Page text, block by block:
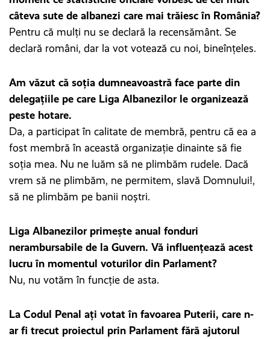
câteva sute de albanezi care mai trăiesc în România?
Pentru că mulți nu se declară la recensământ. Se
declară români, dar la vot votează cu noi, bineînțeles.
Am văzut că soția dumneavoastră face parte din
delegațiile pe care Liga Albanezilor le organizează
peste hotare.
Da, a participat în calitate de membră, pentru că ea a
fost membră în această organizație dinainte să fie
soția mea. Nu ne luăm să ne plimbăm rudele. Dacă
vrem să ne plimbăm, ne permitem, slavă Domnului!,
să ne plimbăm pe banii noștri.
Liga Albanezilor primește anual fonduri
nerambursabile de la Guvern. Vă influențează acest
lucru în momentul voturilor din Parlament?
Nu, nu votăm în funcție de asta.
La Codul Penal ați votat în favoarea Puterii, care n-
ar fi trecut proiectul prin Parlament fără ajutorul